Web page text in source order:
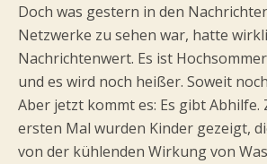
Doch was gestern in den
Netzwerke zu sehen war, hatte
Nachrichtenwert. Es ist
und es wird noch heißer. Soweit
Aber jetzt kommt es: Es gibt Abhilfe.
ersten Mal wurden Kinder gezeigt,
von der kühlenden Wirkung von